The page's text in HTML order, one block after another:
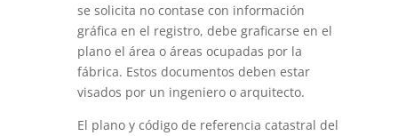
se solicita no contase con información
gráfica en el registro, debe graficarse en el
plano el área o áreas ocupadas por la
fábrica. Estos documentos deben estar
visados por un ingeniero o arquitecto.
El plano y código de referencia catastral del